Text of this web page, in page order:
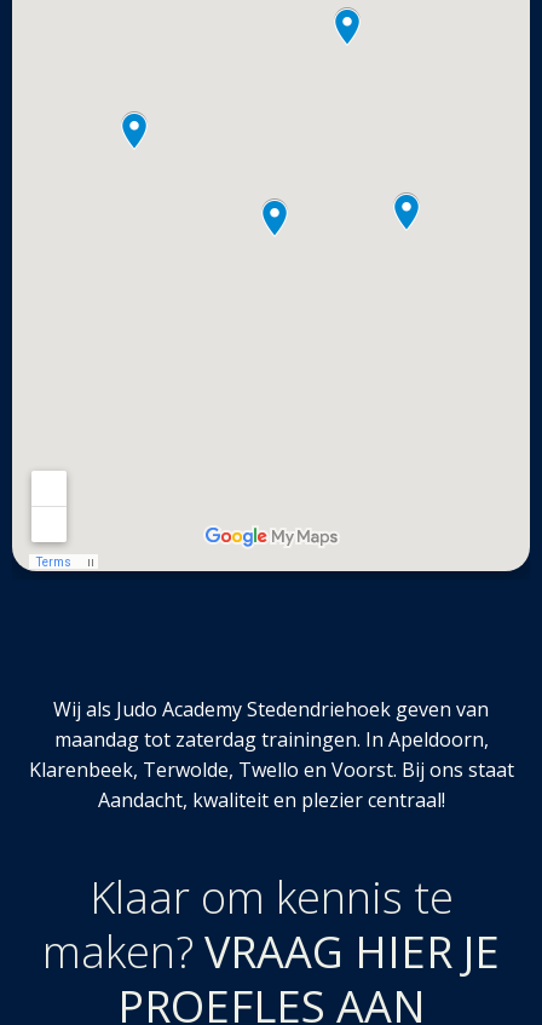
Wij als Judo Academy Stedendriehoek geven van
maandag tot zaterdag trainingen. In Apeldoorn,
Klarenbeek, Terwolde, Twello en Voorst. Bij ons staat
Aandacht, kwaliteit en plezier centraal!
Klaar om kennis te
maken? VRAAG HIER JE
PROEFLES AAN